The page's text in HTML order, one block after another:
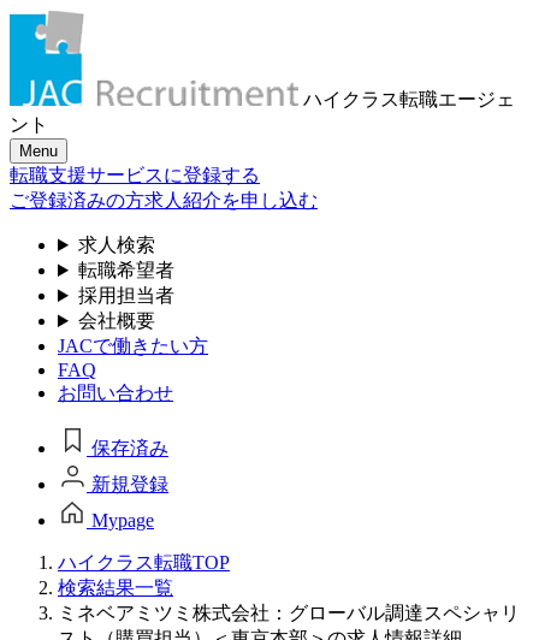
ハイクラス転職エージェ
ント
Menu
転職支援サービスに登録する
ご登録済みの方求人紹介を申し込む
求人検索
転職希望者
採用担当者
会社概要
JACで働きたい方
FAQ
お問い合わせ
保存済み
新規登録
Mypage
ハイクラス転職TOP
検索結果一覧
ミネベアミツミ株式会社：グローバル調達スペシャリ